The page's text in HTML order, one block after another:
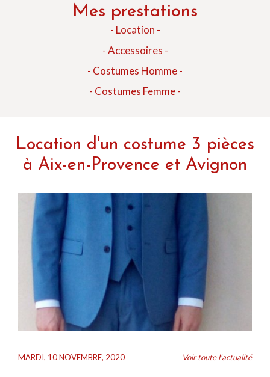
Mes prestations
- Location -
- Accessoires -
- Costumes Homme -
- Costumes Femme -
Location d'un costume 3 pièces
à Aix-en-Provence et Avignon
MARDI, 10 NOVEMBRE, 2020 Voir toute l'actualité